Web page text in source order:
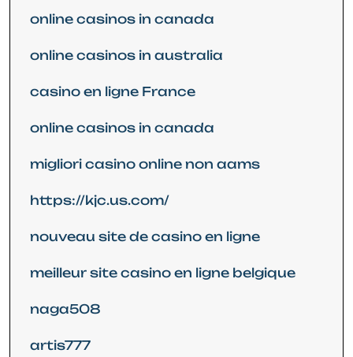
online casinos in canada
online casinos in australia
casino en ligne France
online casinos in canada
migliori casino online non aams
https://kjc.us.com/
nouveau site de casino en ligne
meilleur site casino en ligne belgique
naga508
artis777